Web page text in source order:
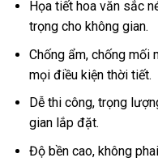
Họa tiết hoa văn sắc
trọng cho không gian.
Chống ẩm, chống mối
mọi điều kiện thời tiết.
Dễ thi công, trọng
gian lắp đặt.
Độ bền cao, không